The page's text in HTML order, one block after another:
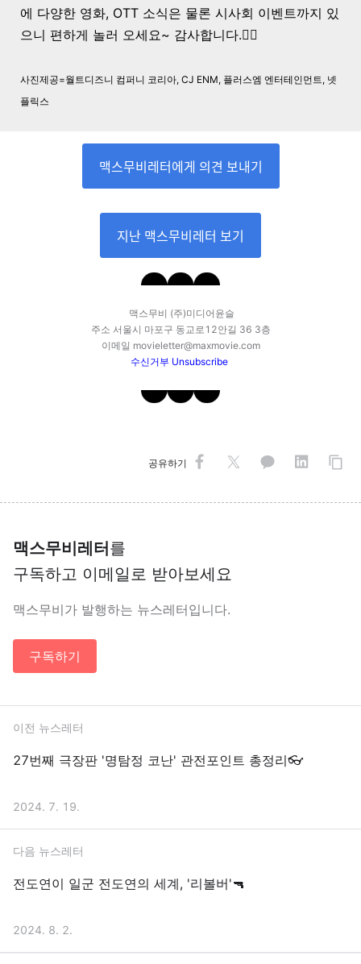
에 다양한 영화, OTT 소식은 물론 시사회 이벤트까지 있
으니 편하게 놀러 오세요~ 감사합니다.🙇‍♀️
사진제공=월트디즈니 컴퍼니 코리아, CJ ENM, 플러스엠 엔터테인먼트, 넷
플릭스
맥스무비레터에게 의견 보내기
지난 맥스무비레터 보기
맥스무비 (주)미디어윤슬
주소 서울시 마포구 동교로12안길 36 3층
이메일 movieletter@maxmovie.com
수신거부 Unsubscribe
공유하기
맥스무비레터를
구독하고 이메일로 받아보세요
맥스무비가 발행하는 뉴스레터입니다.
구독하기
이전 뉴스레터
27번째 극장판 '명탐정 코난' 관전포인트 총정리👓
2024. 7. 19.
다음 뉴스레터
전도연이 일군 전도연의 세계, '리볼버'🔫
2024. 8. 2.